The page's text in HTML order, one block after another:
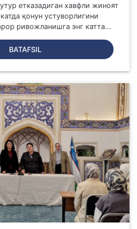
етказадиган хавфли жиноят
қонун устуворлигини
ривожланишга энг катта...
BATAFSIL